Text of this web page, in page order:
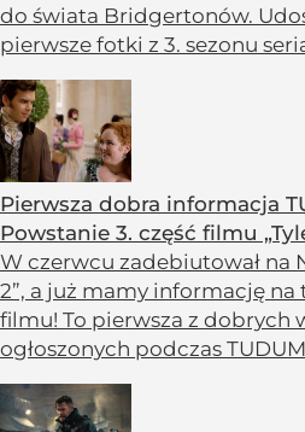
do świata Bridgertonów.
pierwsze fotki z 3. sezonu
Pierwsza dobra informacja
Powstanie 3. część filmu
W czerwcu zadebiutował na
2”, a już mamy informację
filmu! To pierwsza z dobrych
ogłoszonych podczas